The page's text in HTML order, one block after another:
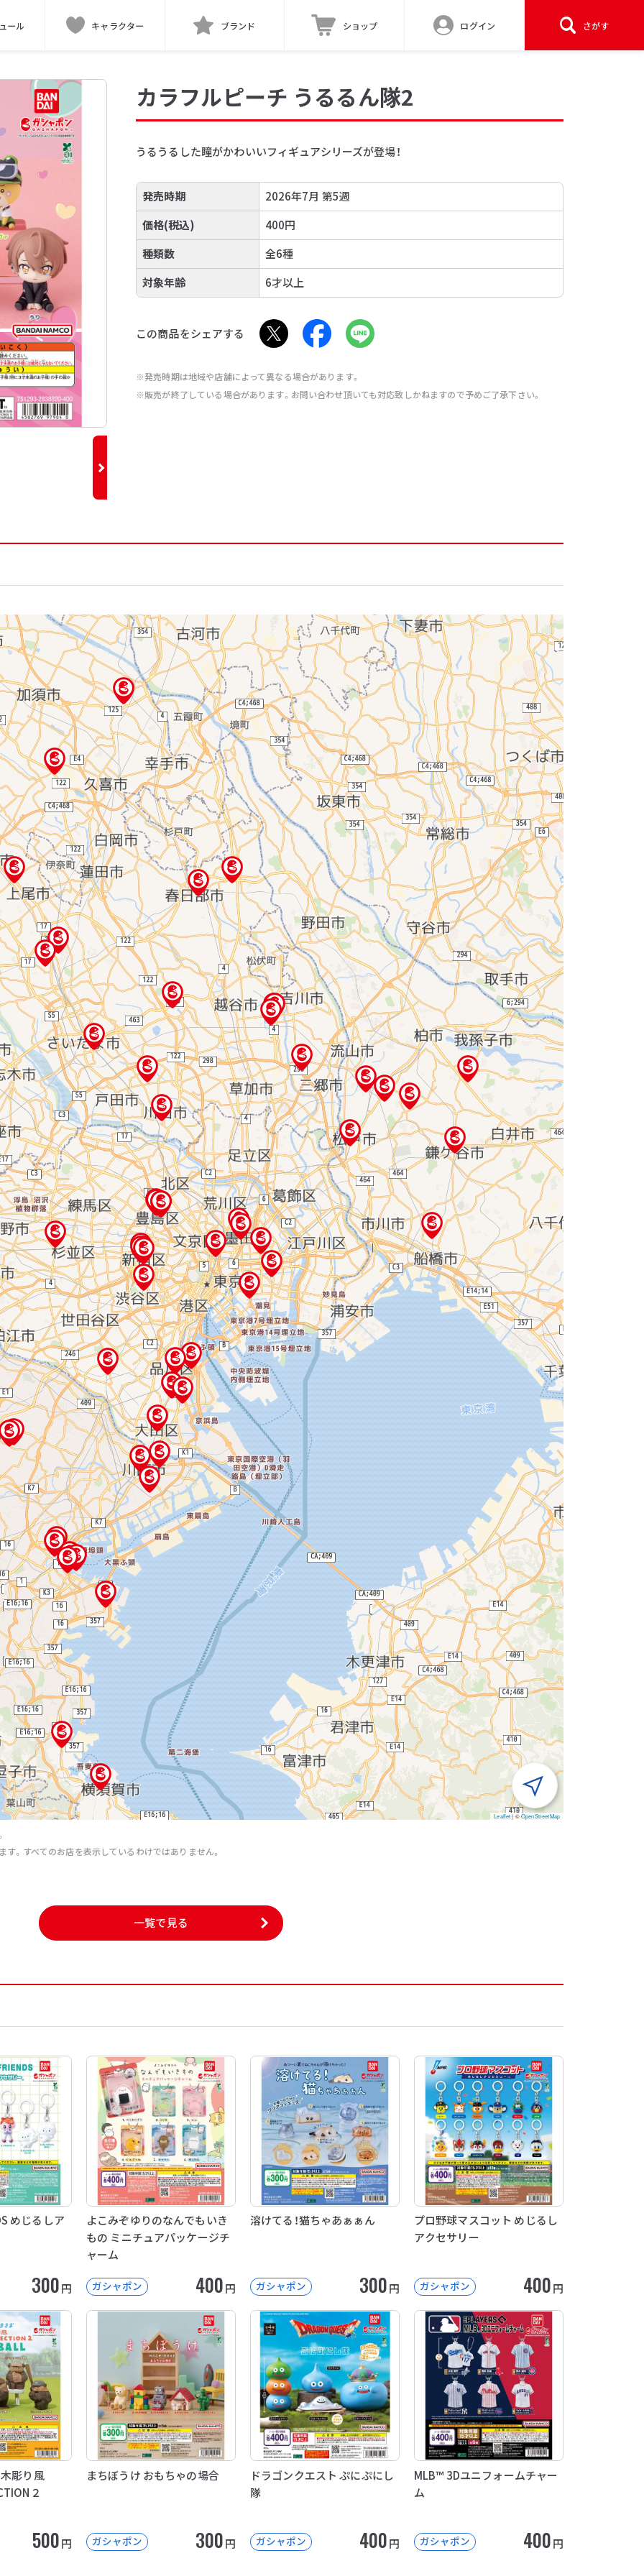
ール キャラクター ブランド ショップ ログイン さがす
カラフルピーチ うるるん隊2
うるうるした瞳がかわいいフィギュアシリーズが登場！
発売時期
2026年7月 第5週
価格(税込)
400円
種類数
全6種
対象年齢
6才以上
この商品をシェアする
※発売時期は地域や店舗によって異なる場合があります。
※販売が終了している場合があります。お問い合わせ頂いても対応致しかねますので予めご了承下さい。
Leaflet|©OpenStreetMap
。すべてのお店を表示しているわけではありません。
一覧で見る
めじるしア
300円
よこみぞゆりのなんでもいき
もの ミニチュアパッケージチ
ャーム
ガシャポン 400円
溶けてる！猫ちゃあぁぁん
ガシャポン 300円
プロ野球マスコット めじるし
アクセサリー
ガシャポン 400円
彫り風
２
500円
まちぼうけ おもちゃの場合
ガシャポン 300円
ドラゴンクエスト ぷにぷにし
隊
ガシャポン 400円
MLB™ 3Dユニフォームチャー
ム
ガシャポン 400円